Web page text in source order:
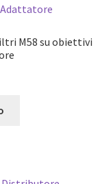
M58 su obiettivi